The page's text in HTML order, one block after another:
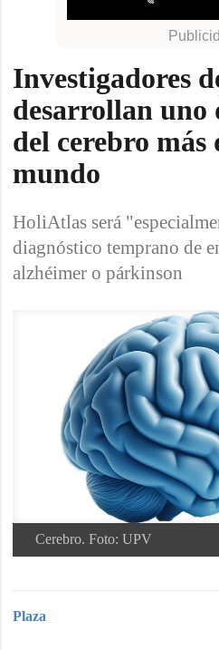
Investigadores
desarrollan uno
del cerebro más
mundo
​​​​​​​HoliAtlas será
diagnóstico temprano de
alzhéimer o párkinson
Cerebro.Foto: UPV
Plaza